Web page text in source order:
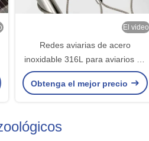
El video
Redes aviarias de acero
inoxidable 316L para aviarios de
aves
Obtenga el mejor precio